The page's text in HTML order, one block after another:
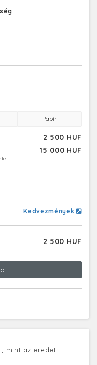
Papír
2 500 HUF
15 000 HUF
Kedvezmények
2 500 HUF
mint az eredeti